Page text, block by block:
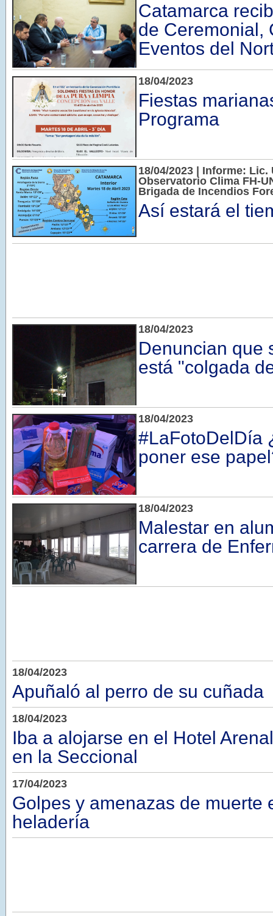
Catamarca
de Ceremonial,
Eventos del
18/04/2023
Fiestas
Programa
18/04/2023 | Informe: Lic.
Observatorio Clima FH-
Brigada de Incendios
Así estará el
18/04/2023
Denuncian que
está "colgada
18/04/2023
#LaFotoDelDía
poner ese
18/04/2023
Malestar en
carrera de
18/04/2023
Apuñaló al perro de su cuñada
18/04/2023
Iba a alojarse en el Hotel
en la Seccional
17/04/2023
Golpes y amenazas de muerte
heladería